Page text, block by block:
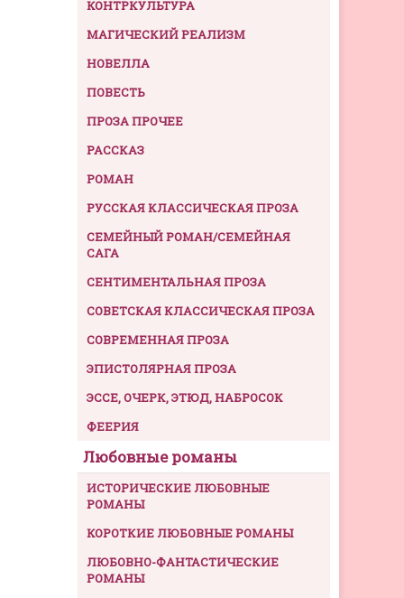
КОНТРКУЛЬТУРА
МАГИЧЕСКИЙ РЕАЛИЗМ
НОВЕЛЛА
ПОВЕСТЬ
ПРОЗА ПРОЧЕЕ
РАССКАЗ
РОМАН
РУССКАЯ КЛАССИЧЕСКАЯ ПРОЗА
СЕМЕЙНЫЙ РОМАН/СЕМЕЙНАЯ
САГА
СЕНТИМЕНТАЛЬНАЯ ПРОЗА
СОВЕТСКАЯ КЛАССИЧЕСКАЯ ПРОЗА
СОВРЕМЕННАЯ ПРОЗА
ЭПИСТОЛЯРНАЯ ПРОЗА
ЭССЕ, ОЧЕРК, ЭТЮД, НАБРОСОК
ФЕЕРИЯ
Любовные романы
ИСТОРИЧЕСКИЕ ЛЮБОВНЫЕ
РОМАНЫ
КОРОТКИЕ ЛЮБОВНЫЕ РОМАНЫ
ЛЮБОВНО-ФАНТАСТИЧЕСКИЕ
РОМАНЫ